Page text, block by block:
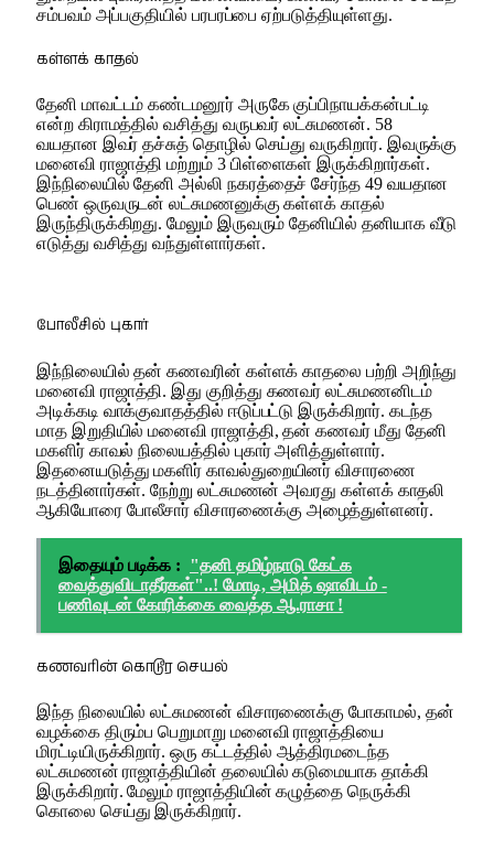
சம்பவம் அப்பகுதியில் பரபரப்பை ஏற்படுத்தியுள்ளது.
கள்ளக் காதல்
தேனி மாவட்டம் கண்டமனூர் அருகே குப்பிநாயக்கன்பட்டி
என்ற கிராமத்தில் வசித்து வருபவர் லட்சுமணன். 58
வயதான இவர் தச்சுத் தொழில் செய்து வருகிறார். இவருக்கு
மனைவி ராஜாத்தி மற்றும் 3 பிள்ளைகள் இருக்கிறார்கள்.
இந்நிலையில் தேனி அல்லி நகரத்தைச் சேர்ந்த 49 வயதான
பெண் ஒருவருடன் லட்சுமணனுக்கு கள்ளக் காதல்
இருந்திருக்கிறது. மேலும் இருவரும் தேனியில் தனியாக வீடு
எடுத்து வசித்து வந்துள்ளார்கள்.
போலீசில் புகார்
இந்நிலையில் தன் கணவரின் கள்ளக் காதலை பற்றி அறிந்து
மனைவி ராஜாத்தி. இது குறித்து கணவர் லட்சுமணனிடம்
அடிக்கடி வாக்குவாதத்தில் ஈடுப்பட்டு இருக்கிறார். கடந்த
மாத இறுதியில் மனைவி ராஜாத்தி, தன் கணவர் மீது தேனி
மகளிர் காவல் நிலையத்தில் புகார் அளித்துள்ளார்.
இதனையடுத்து மகளிர் காவல்துறையினர் விசாரணை
நடத்தினார்கள். நேற்று லட்சுமணன் அவரது கள்ளக் காதலி
ஆகியோரை போலீசார் விசாரணைக்கு அழைத்துள்ளனர்.
இதையும் படிக்க : "தனி தமிழ்நாடு கேட்க
வைத்துவிடாதீர்கள்"..! மோடி, அமித் ஷாவிடம் -
பணிவுடன் கோரிக்கை வைத்த ஆ.ராசா !
கணவரின் கொடூர செயல்
இந்த நிலையில் லட்சுமணன் விசாரணைக்கு போகாமல், தன்
வழக்கை திரும்ப பெறுமாறு மனைவி ராஜாத்தியை
மிரட்டியிருக்கிறார். ஒரு கட்டத்தில் ஆத்திரமடைந்த
லட்சுமணன் ராஜாத்தியின் தலையில் கடுமையாக தாக்கி
இருக்கிறார். மேலும் ராஜாத்தியின் கழுத்தை நெருக்கி
கொலை செய்து இருக்கிறார்.